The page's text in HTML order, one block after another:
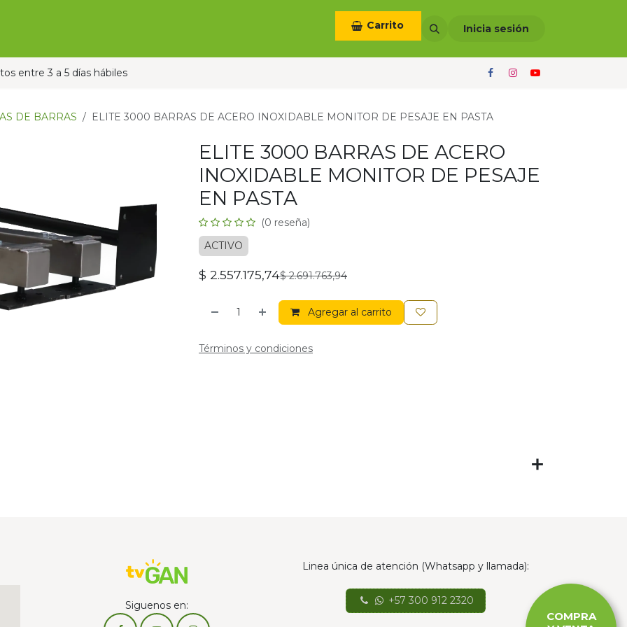
Términos y condiciones
Carrito Inicia sesión
entre 3 a 5 días hábiles
DE BARRAS ELITE 3000 BARRAS DE ACERO INOXIDABLE MONITOR DE PESAJE EN PASTA
ELITE 3000 BARRAS DE ACERO
INOXIDABLE MONITOR DE PESAJE
EN PASTA
(0 reseña)
ACTIVO
$ 2.557.175,74$2.691.763,94
Agregar al carrito
Términos y condiciones
Siguenos en:
Linea única de atención (Whatsapp y llamada):
+57 300 912 2320
COMPRA